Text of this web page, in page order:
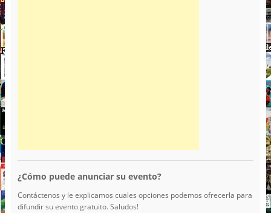
¿Cómo puede anunciar su evento?
Contáctenos y le explicamos cuales opciones podemos ofrecerla para
difundir su evento gratuito. Saludos!